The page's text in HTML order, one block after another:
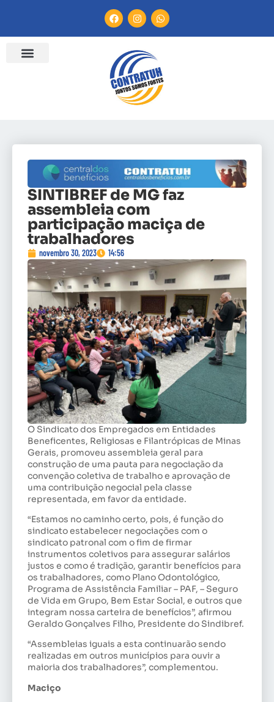
SINTIBREF de MG faz
assembleia com
participação maciça de
trabalhadores
novembro 30, 2023 14:56
O Sindicato dos Empregados em Entidades
Beneficentes, Religiosas e Filantrópicas de Minas
Gerais, promoveu assembleia geral para
construção de uma pauta para negociação da
convenção coletiva de trabalho e aprovação de
uma contribuição negocial pela classe
representada, em favor da entidade.
“Estamos no caminho certo, pois, é função do
sindicato estabelecer negociações com o
sindicato patronal com o fim de firmar
instrumentos coletivos para assegurar salários
justos e como é tradição, garantir benefícios para
os trabalhadores, como Plano Odontológico,
Programa de Assistência Familiar – PAF, – Seguro
de Vida em Grupo, Bem Estar Social, e outros que
integram nossa carteira de benefícios”, afirmou
Geraldo Gonçalves Filho, Presidente do Sindibref.
“Assembleias iguais a esta continuarão sendo
realizadas em outros municípios para ouvir a
maioria dos trabalhadores”, complementou.
Maciço